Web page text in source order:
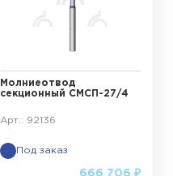
Молниеотвод
секционный СМСП-27/4
Арт.: 92136
Под заказ
666 706 ₽